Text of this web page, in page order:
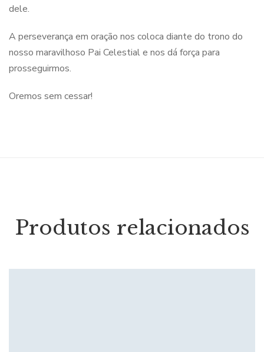
dele.
A perseverança em oração nos coloca diante do trono do
nosso maravilhoso Pai Celestial e nos dá força para
prosseguirmos.
Oremos sem cessar!
Produtos relacionados